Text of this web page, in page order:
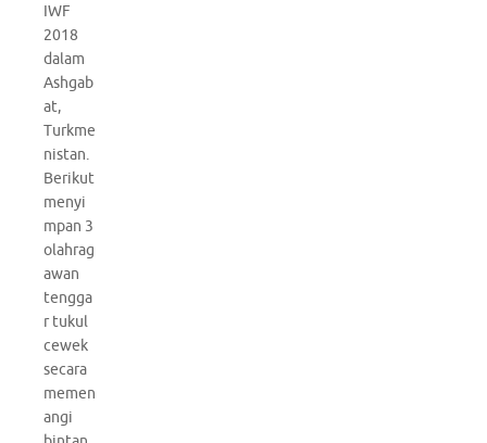
IWF
2018
dalam
Ashgab
at,
Turkme
nistan.
Berikut
menyi
mpan 3
olahrag
awan
tengga
r tukul
cewek
secara
memen
angi